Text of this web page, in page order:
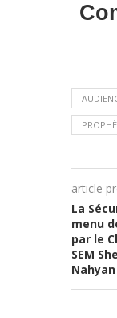
article
La
menu
par le
SEM
Nahyan